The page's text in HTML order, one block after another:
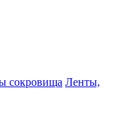
сокровища Ленты,